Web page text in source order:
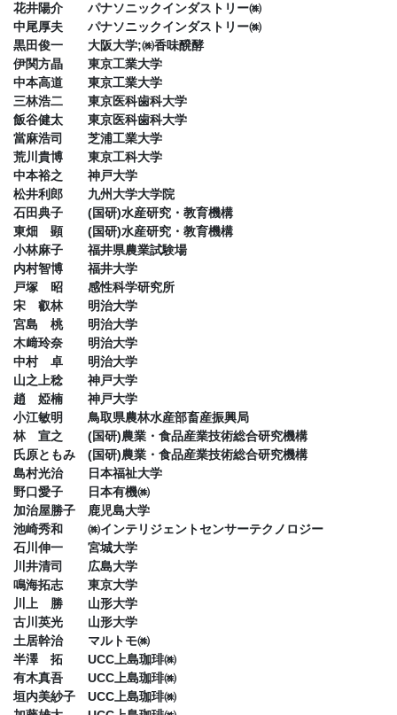
花井陽介 パナソニックインダストリー㈱
中尾厚夫 パナソニックインダストリー㈱
黒田俊一 大阪大学;㈱香味醗酵
伊関方晶 東京工業大学
中本高道 東京工業大学
三林浩二 東京医科歯科大学
飯谷健太 東京医科歯科大学
當麻浩司 芝浦工業大学
荒川貴博 東京工科大学
中本裕之 神戸大学
松井利郎 九州大学大学院
石田典子 (国研)水産研究・教育機構
東畑 顕 (国研)水産研究・教育機構
小林麻子 福井県農業試験場
内村智博 福井大学
戸塚 昭 感性科学研究所
宋 叡林 明治大学
宮島 桃 明治大学
木﨑玲奈 明治大学
中村 卓 明治大学
山之上稔 神戸大学
趙 婭楠 神戸大学
小江敏明 鳥取県農林水産部畜産振興局
林 宣之 (国研)農業・食品産業技術総合研究機構
氏原ともみ (国研)農業・食品産業技術総合研究機構
島村光治 日本福祉大学
野口愛子 日本有機㈱
加治屋勝子 鹿児島大学
池崎秀和 ㈱インテリジェントセンサーテクノロジー
石川伸一 宮城大学
川井清司 広島大学
鳴海拓志 東京大学
川上 勝 山形大学
古川英光 山形大学
土居幹治 マルトモ㈱
半澤 拓 UCC上島珈琲㈱
有木真吾 UCC上島珈琲㈱
垣内美紗子 UCC上島珈琲㈱